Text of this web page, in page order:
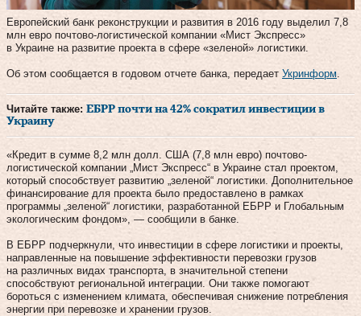
Европейский банк реконструкции и развития в 2016 году выделил 7,8
млн евро почтово-логистической компании «Мист Экспресс»
в Украине на развитие проекта в сфере «зеленой» логистики.
Об этом сообщается в годовом отчете банка, передает Укринформ
Читайте также: ЕБРР почти на 42% сократил инвестиции в
Украину
«Кредит в сумме 8,2 млн долл. США (7,8 млн евро) почтово-
логистической компании „Мист Экспресс“ в Украине стал проектом,
который способствует развитию „зеленой“ логистики. Дополнительное
финансирование для проекта было предоставлено в рамках
программы „зеленой“ логистики, разработанной ЕБРР и Глобальным
экологическим фондом», — сообщили в банке.
В ЕБРР подчеркнули, что инвестиции в сфере логистики и проекты,
направленные на повышение эффективности перевозки грузов
на различных видах транспорта, в значительной степени
способствуют региональной интеграции. Они также помогают
бороться с изменением климата, обеспечивая снижение потребления
энергии при перевозке и хранении грузов.